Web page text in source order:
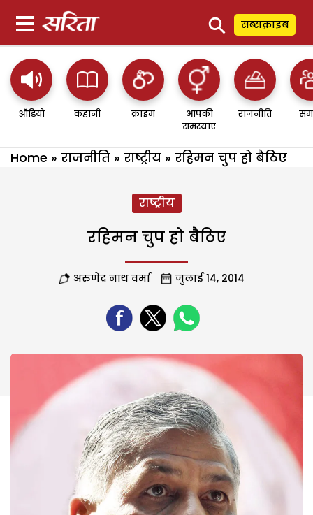
⚲ सब्सक्राइब
ऑडियो कहानी क्राइम
आपकी
समस्याएं
राजनीति
Home » राजनीति » राष्ट्रीय » रहिमन चुप हो बैठिए
राष्ट्रीय
रहिमन चुप हो बैठिए
अरुणेंद्र नाथ वर्मा जुलाई 14, 2014